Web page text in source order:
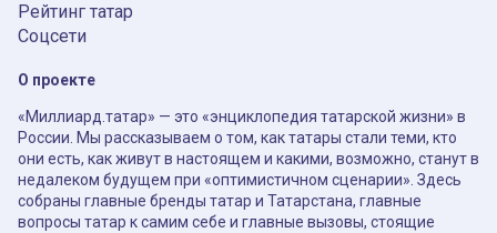
Рейтинг татар
Соцсети
О проекте
«Миллиард.татар» — это «энциклопедия татарской жизни» в
России. Мы рассказываем о том, как татары стали теми, кто
они есть, как живут в настоящем и какими, возможно, станут в
недалеком будущем при «оптимистичном сценарии». Здесь
собраны главные бренды татар и Татарстана, главные
вопросы татар к самим себе и главные вызовы, стоящие